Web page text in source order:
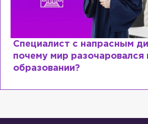
Специалист с напрасным
почему мир
образовании?